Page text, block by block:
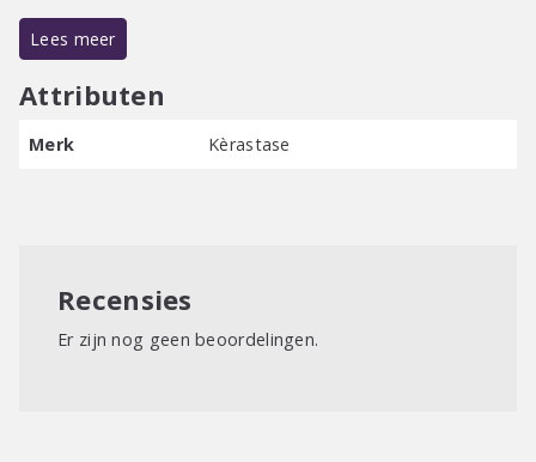
Groene Tulp, afgewisseld met rijke Magnolia, Theeroos en
basisnoten van Ceder en Musk.
Lees meer
Attributen
Merk Kèrastase
Recensies
Er zijn nog geen beoordelingen.